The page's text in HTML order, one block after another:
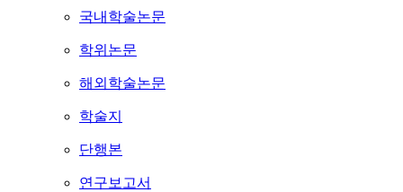
국내학술논문
학위논문
해외학술논문
학술지
단행본
연구보고서